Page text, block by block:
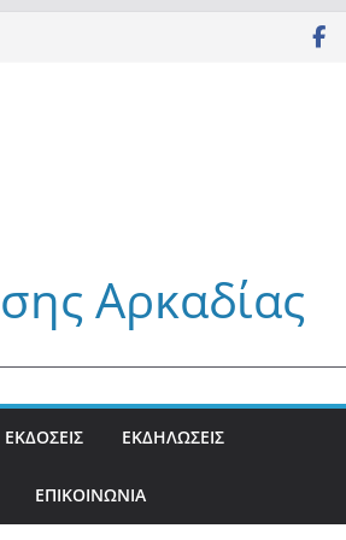
Αρκαδίας
ΕΚΔΟΣΕΙΣ ΕΚΔΗΛΩΣΕΙΣ
ΕΠΙΚΟΙΝΩΝΙΑ